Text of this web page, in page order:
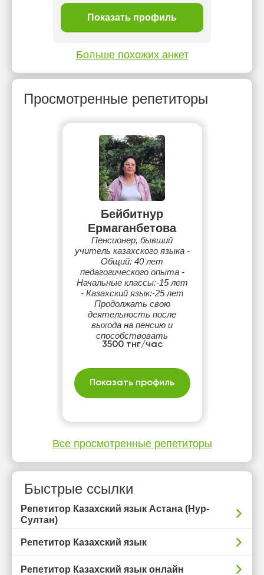
Показать профиль
Больше похожих анкет
Просмотренные репетиторы
Бейбитнур
Ермаганбетова
Пенсионер, бывший
учитель казахского языка -
Общий: 40 лет
педагогического опыта -
Начальные классы:-15 лет
- Казахский язык:-25 лет
Продолжать свою
деятельность после
выхода на пенсию и
способствовать
повышению статуса
3500 тнг/час
Показать профиль
Все просмотренные репетиторы
Быстрые ссылки
Репетитор Казахский язык Астана (Нур-
Султан)
Репетитор Казахский язык
Репетитор Казахский язык онлайн